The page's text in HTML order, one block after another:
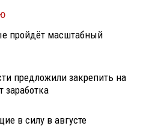
пройдёт масштабный
предложили закрепить на
заработка
в силу в августе